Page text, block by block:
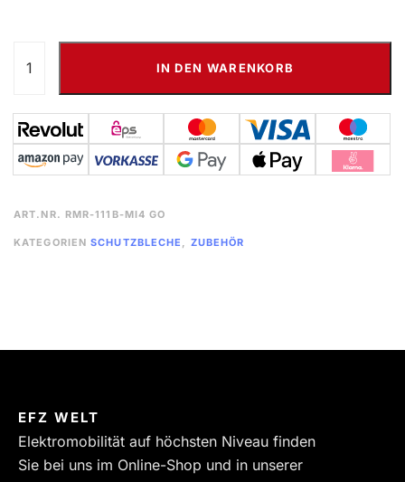
IN DEN WARENKORB
ART.NR. RMR-111B-MI4 GO
KATEGORIEN SCHUTZBLECHE , ZUBEHÖR
EFZ WELT
Elektromobilität auf höchsten Niveau finden
Sie bei uns im Online-Shop und in unserer